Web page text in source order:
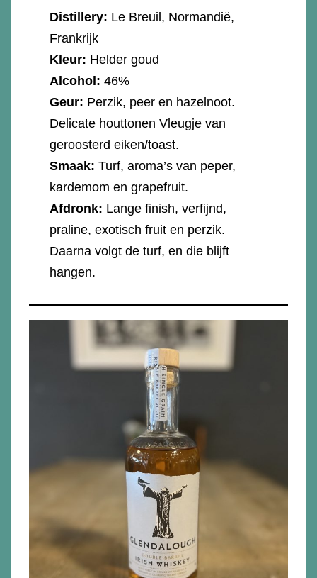
Distillery: Le Breuil, Normandië,
Frankrijk
Kleur: Helder goud
Alcohol: 46%
Geur: Perzik, peer en hazelnoot.
Delicate houttonen Vleugje van
geroosterd eiken/toast.
Smaak: Turf, aroma’s van peper,
kardemom en grapefruit.
Afdronk: Lange finish, verfijnd,
praline, exotisch fruit en perzik.
Daarna volgt de turf, en die blijft
hangen.